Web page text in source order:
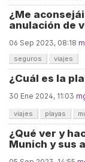
¿Me
anulación de
06 Sep 2023, 08:18
seguros viajes
¿Cuál es la
30 Ene 2024, 11:03
viajes playas
¿Qué ver y
Munich y sus